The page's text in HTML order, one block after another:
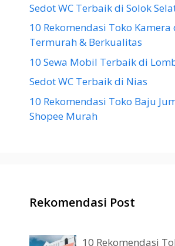
Sedot WC Terbaik di Solok
10 Rekomendasi Toko
Termurah & Berkualitas
10 Sewa Mobil Terbaik di
Sedot WC Terbaik di Nias
10 Rekomendasi Toko Baju
Shopee Murah
Rekomendasi Post
10 Rekomendasi